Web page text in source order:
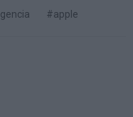
#apple